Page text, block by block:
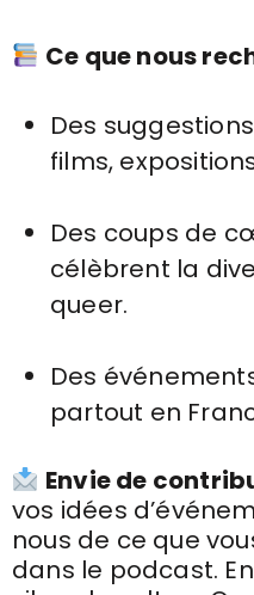
Ce que nous
Des
films,
Des coups de
célèbrent la
queer.
Des
partout en
Envie de
vos idées
nous de ce que
dans le podcast.